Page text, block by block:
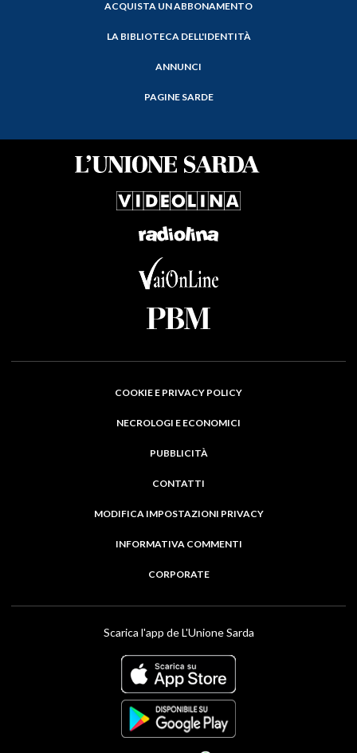
ACQUISTA UN ABBONAMENTO
LA BIBLIOTECA DELL'IDENTITÀ
ANNUNCI
PAGINE SARDE
COOKIE E PRIVACY POLICY
NECROLOGI E ECONOMICI
PUBBLICITÀ
CONTATTI
MODIFICA IMPOSTAZIONI PRIVACY
INFORMATIVA COMMENTI
CORPORATE
Scarica l'app de L'Unione Sarda